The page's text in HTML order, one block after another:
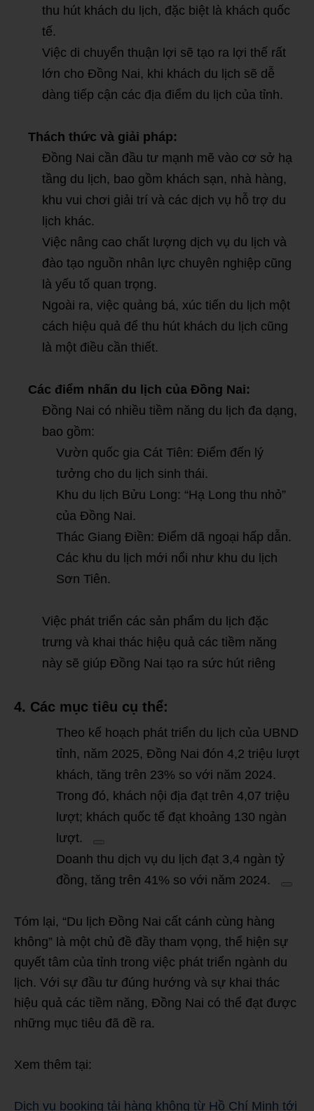
thu hút khách du lịch, đặc biệt là khách quốc
tế.
Việc di chuyển thuận lợi sẽ tạo ra lợi thế rất
lớn cho Đồng Nai, khi khách du lịch sẽ dễ
dàng tiếp cận các địa điểm du lịch của tỉnh.
Thách thức và giải pháp:
Đồng Nai cần đầu tư mạnh mẽ vào cơ sở hạ
tầng du lịch, bao gồm khách sạn, nhà hàng,
khu vui chơi giải trí và các dịch vụ hỗ trợ du
lịch khác.
Việc nâng cao chất lượng dịch vụ du lịch và
đào tạo nguồn nhân lực chuyên nghiệp cũng
là yếu tố quan trọng.
Ngoài ra, việc quảng bá, xúc tiến du lịch một
cách hiệu quả để thu hút khách du lịch cũng
là một điều cần thiết.
Các điểm nhấn du lịch của Đồng Nai:
Đồng Nai có nhiều tiềm năng du lịch đa dạng,
bao gồm:
Vườn quốc gia Cát Tiên: Điểm đến lý
tưởng cho du lịch sinh thái.
Khu du lịch Bửu Long: “Hạ Long thu nhỏ”
của Đồng Nai.
Thác Giang Điền: Điểm dã ngoại hấp dẫn.
Các khu du lịch mới nổi như khu du lịch
Sơn Tiên.
Việc phát triển các sản phẩm du lịch đặc
trưng và khai thác hiệu quả các tiềm năng
này sẽ giúp Đồng Nai tạo ra sức hút riêng
4. Các mục tiêu cụ thể:
Theo kế hoạch phát triển du lịch của UBND
tỉnh, năm 2025, Đồng Nai đón 4,2 triệu lượt
khách, tăng trên 23% so với năm 2024.
Trong đó, khách nội địa đạt trên 4,07 triệu
lượt; khách quốc tế đạt khoảng 130 ngàn
lượt.
Doanh thu dịch vụ du lịch đạt 3,4 ngàn tỷ
đồng, tăng trên 41% so với năm 2024.
Tóm lại, “Du lịch Đồng Nai cất cánh cùng hàng
không” là một chủ đề đầy tham vọng, thể hiện sự
quyết tâm của tỉnh trong việc phát triển ngành du
lịch. Với sự đầu tư đúng hướng và sự khai thác
hiệu quả các tiềm năng, Đồng Nai có thể đạt được
những mục tiêu đã đề ra.
Xem thêm tại:
Dịch vụ booking tải hàng không từ Hồ Chí Minh tới